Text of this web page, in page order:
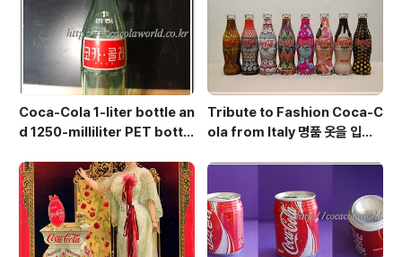
Coca-Cola 1-liter bottle an
d 1250-milliliter PET bottle
80s 1리터 유리병 코카콜라
Tribute to Fashion Coca-C
ola from Italy 명품 옷을 입은